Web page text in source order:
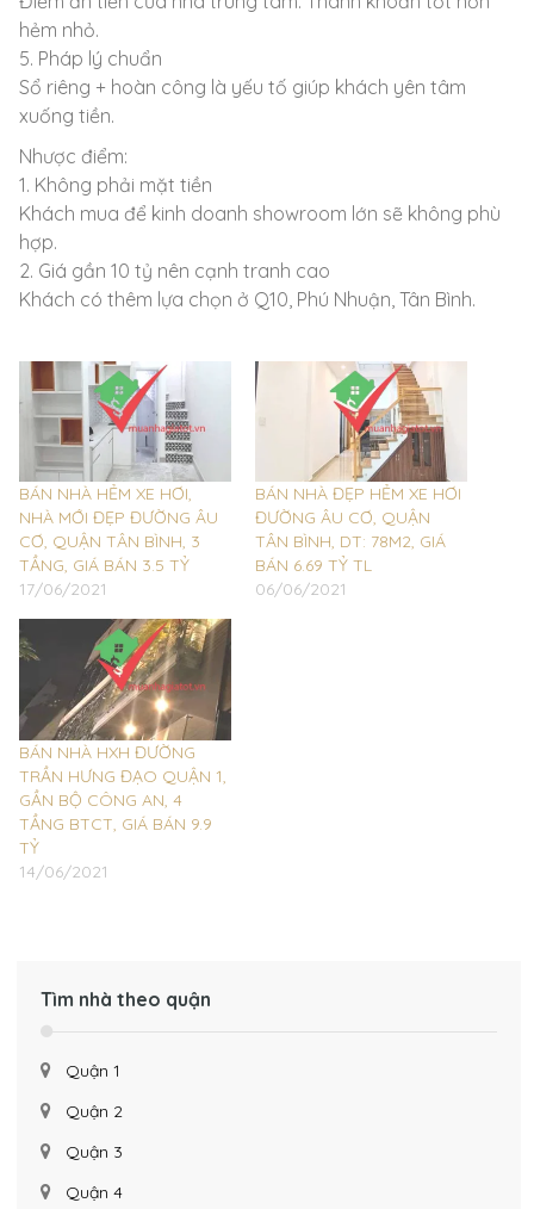
hẻm nhỏ.
5. Pháp lý chuẩn
Sổ riêng + hoàn công là yếu tố giúp khách yên tâm
xuống tiền.
Nhược điểm:
1. Không phải mặt tiền
Khách mua để kinh doanh showroom lớn sẽ không phù
hợp.
2. Giá gần 10 tỷ nên cạnh tranh cao
Khách có thêm lựa chọn ở Q10, Phú Nhuận, Tân Bình.
BÁN NHÀ HẺM XE HƠI,
NHÀ MỚI ĐẸP ĐƯỜNG ÂU
CƠ, QUẬN TÂN BÌNH, 3
TẦNG, GIÁ BÁN 3.5 TỶ
17/06/2021
BÁN NHÀ ĐẸP HẺM XE HƠI
ĐƯỜNG ÂU CƠ, QUẬN
TÂN BÌNH, DT: 78M2, GIÁ
BÁN 6.69 TỶ TL
06/06/2021
BÁN NHÀ HXH ĐƯỜNG
TRẦN HƯNG ĐẠO QUẬN 1,
GẦN BỘ CÔNG AN, 4
TẦNG BTCT, GIÁ BÁN 9.9
TỶ
14/06/2021
Tìm nhà theo quận
Quận 1
Quận 2
Quận 3
Quận 4